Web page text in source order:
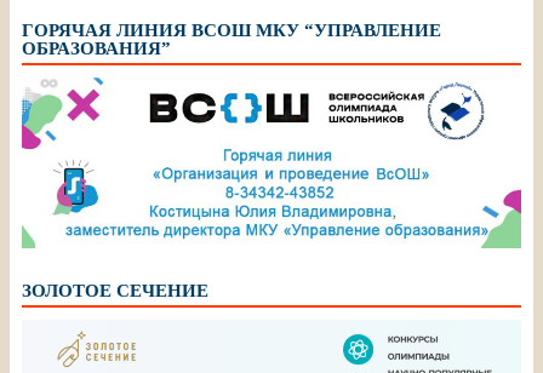
ГОРЯЧАЯ ЛИНИЯ ВСОШ МКУ “УПРАВЛЕНИЕ
ОБРАЗОВАНИЯ”
ЗОЛОТОЕ СЕЧЕНИЕ